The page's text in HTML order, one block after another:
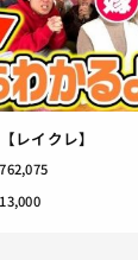
レイクレ】
762,075
13,000